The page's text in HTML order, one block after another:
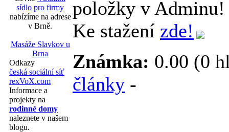
sídlo pro firmy
nabízíme na adrese
v Brně.
Masáže Slavkov u
Brna
Odkazy
česká sociální síť
rexVoX.com
Informace a
projekty na
rodinné domy
naleznete v našem
blogu.
položky v Adminu!
Ke stažení zde!
Známka: 0.00 (0
články -